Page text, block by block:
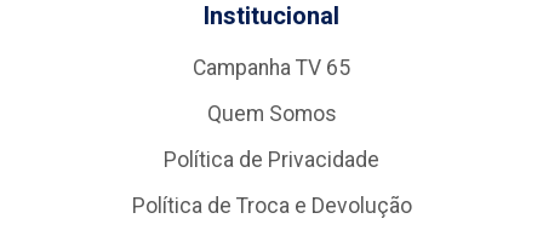
Institucional
Campanha TV 65
Quem Somos
Política de Privacidade
Política de Troca e Devolução